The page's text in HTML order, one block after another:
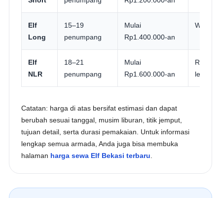
Elf
Long
15–19
penumpang
Mulai
Rp1.400.000-an
Wisata
Elf
NLR
18–21
penumpang
Mulai
Rp1.600.000-an
lebih
Catatan: harga di atas bersifat estimasi dan dapat
berubah sesuai tanggal, musim liburan, titik jemput,
tujuan detail, serta durasi pemakaian. Untuk informasi
lengkap semua armada, Anda juga bisa membuka
halaman harga sewa Elf Bekasi terbaru